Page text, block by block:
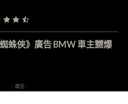
蛛俠》廣告 BMW 車主嬲爆
- 廣告 -